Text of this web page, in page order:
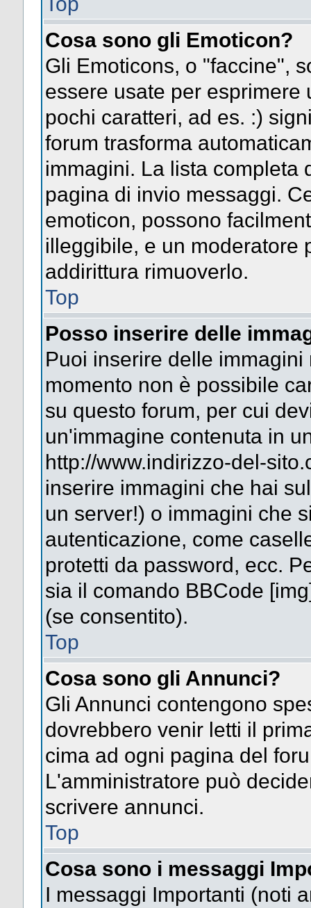
Cosa sono gli Emoticon?
Gli Emoticons, o "faccine",
essere usate per
pochi caratteri, ad es. :)
forum trasforma
immagini. La lista completa
pagina di invio messaggi.
emoticon, possono
illeggibile, e un moderatore
addirittura rimuoverlo.
Top
Posso inserire delle
Puoi inserire delle
momento non è possibile
su questo forum, per cui
un'immagine contenuta in
http://www.indirizzo-del-
inserire immagini che hai
un server!) o immagini che
autenticazione, come
protetti da password, ecc.
sia il comando BBCode
(se consentito).
Top
Cosa sono gli Annunci?
Gli Annunci contengono
dovrebbero venir letti il
cima ad ogni pagina del
L'amministratore può
scrivere annunci.
Top
Cosa sono i messaggi
I messaggi Importanti (noti